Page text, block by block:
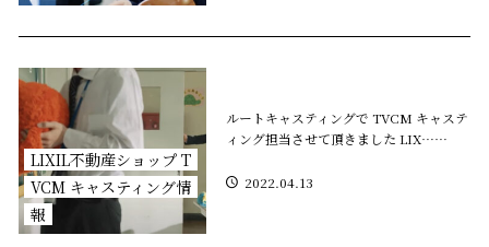
LIXIL不動産ショップ T
VCM キャスティング情
報
ルートキャスティングで TVCM キャステ
ィング担当させて頂きました LIX……
2022.04.13